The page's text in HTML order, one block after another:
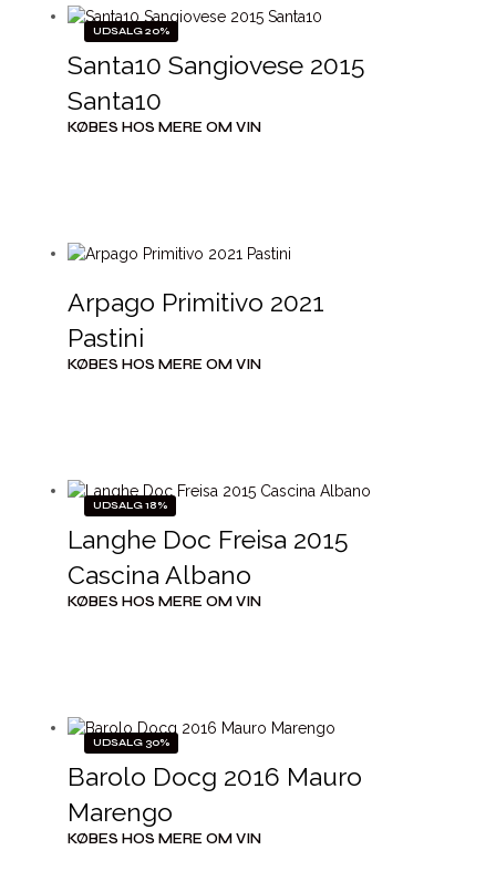
UDSALG 20%
Santa10 Sangiovese 2015
Santa10
KØBES HOS MERE OM VIN
Arpago Primitivo 2021
Pastini
KØBES HOS MERE OM VIN
UDSALG 18%
Langhe Doc Freisa 2015
Cascina Albano
KØBES HOS MERE OM VIN
UDSALG 30%
Barolo Docg 2016 Mauro
Marengo
KØBES HOS MERE OM VIN